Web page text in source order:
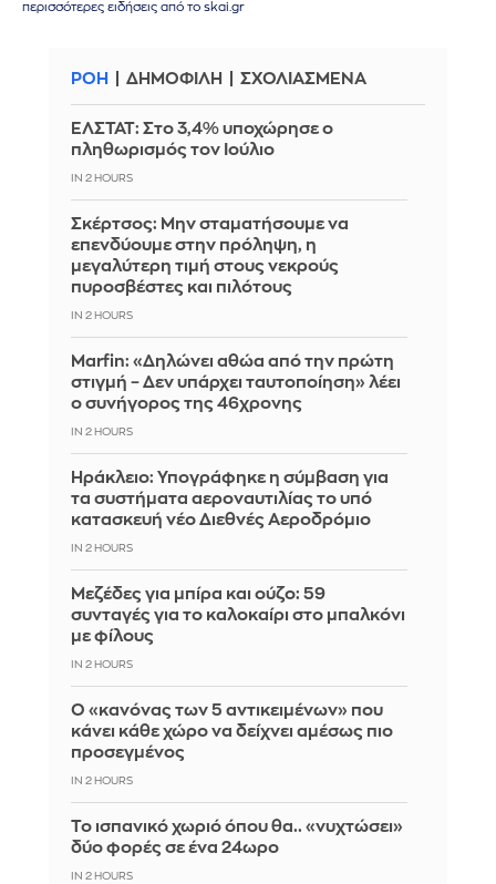
περισσότερες ειδήσεις από το skai.gr
ΡΟΗ ΔΗΜΟΦΙΛΗ ΣΧΟΛΙΑΣΜΕΝΑ
ΕΛΣΤΑΤ: Στο 3,4% υποχώρησε ο
πληθωρισμός τον Ιούλιο
IN 2 HOURS
Σκέρτσος: Μην σταματήσουμε να
επενδύουμε στην πρόληψη, η
μεγαλύτερη τιμή στους νεκρούς
πυροσβέστες και πιλότους
IN 2 HOURS
Marfin: «Δηλώνει αθώα από την πρώτη
στιγμή – Δεν υπάρχει ταυτοποίηση» λέει
ο συνήγορος της 46χρονης
IN 2 HOURS
Ηράκλειο: Υπογράφηκε η σύμβαση για
τα συστήματα αεροναυτιλίας το υπό
κατασκευή νέο Διεθνές Αεροδρόμιο
IN 2 HOURS
Μεζέδες για μπίρα και ούζο: 59
συνταγές για το καλοκαίρι στο μπαλκόνι
με φίλους
IN 2 HOURS
Ο «κανόνας των 5 αντικειμένων» που
κάνει κάθε χώρο να δείχνει αμέσως πιο
προσεγμένος
IN 2 HOURS
Το ισπανικό χωριό όπου θα.. «νυχτώσει»
δύο φορές σε ένα 24ωρο
IN 2 HOURS